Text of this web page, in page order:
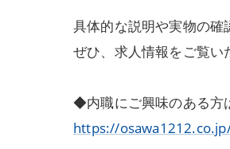
具体的な説明や実物の確
ぜひ、求人情報をご覧い
◆内職にご興味のある
https://